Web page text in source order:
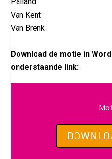
Van Kent
Van Brenk
Download de motie in
onderstaande link: